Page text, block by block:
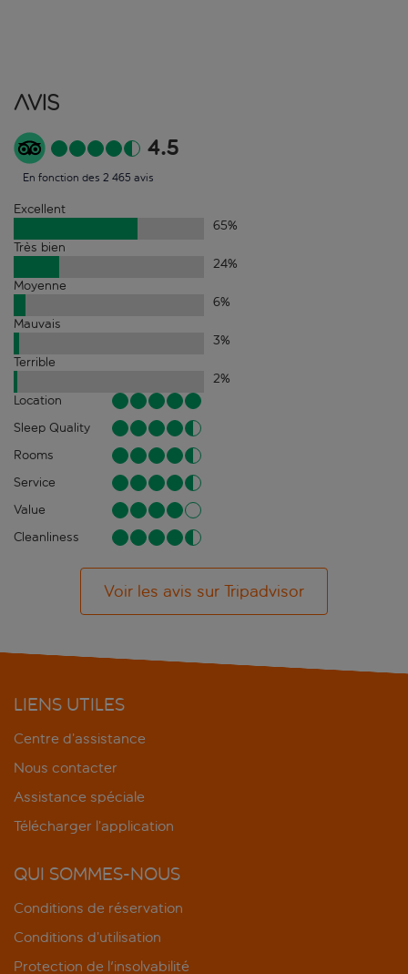
Avis
4.5
En fonction des 2 465 avis
Excellent
65%
Très bien
24%
Moyenne
6%
Mauvais
3%
Terrible
2%
Location
Sleep Quality
Rooms
Service
Value
Cleanliness
Voir les avis sur Tripadvisor
LIENS UTILES
Centre d’assistance
Nous contacter
Assistance spéciale
Télécharger l’application
QUI SOMMES-NOUS
Conditions de réservation
Conditions d’utilisation
Protection de l'insolvabilité